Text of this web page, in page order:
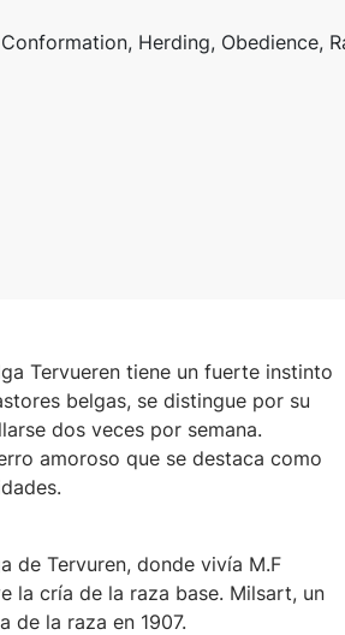
Herding, Obedience,
Tervueren tiene un fuerte instinto
belgas, se distingue por su
dos veces por semana.
amoroso que se destaca como
de Tervuren, donde vivía M.F
la cría de la raza base. Milsart, un
de la raza en 1907.